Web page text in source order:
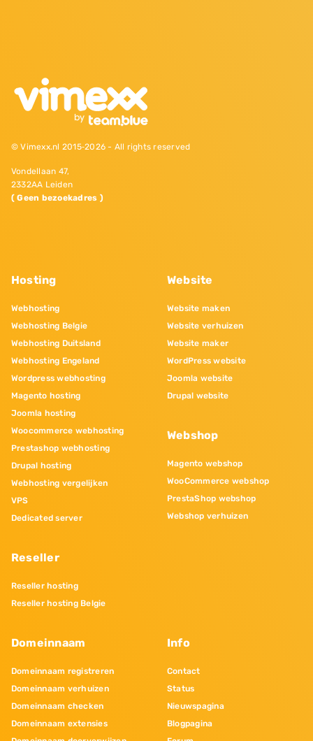
© Vimexx.nl 2015‐2026 - All rights reserved
Vondellaan 47,
2332AA Leiden
( Geen bezoekadres )
Hosting
Webhosting
Webhosting Belgie
Webhosting Duitsland
Webhosting Engeland
Wordpress webhosting
Magento hosting
Joomla hosting
Woocommerce webhosting
Prestashop webhosting
Drupal hosting
Webhosting vergelijken
VPS
Dedicated server
Reseller
Reseller hosting
Reseller hosting Belgie
Website
Website maken
Website verhuizen
Website maker
WordPress website
Joomla website
Drupal website
Webshop
Magento webshop
WooCommerce webshop
PrestaShop webshop
Webshop verhuizen
Domeinnaam
Domeinnaam registreren
Domeinnaam verhuizen
Domeinnaam checken
Domeinnaam extensies
Info
Contact
Status
Nieuwspagina
Blogpagina